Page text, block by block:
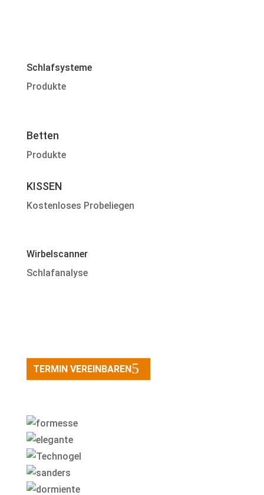
Schlafsysteme
Produkte
Betten
Produkte
KISSEN
Kostenloses Probeliegen
Wirbelscanner
Schlafanalyse
TERMIN VEREINBAREN